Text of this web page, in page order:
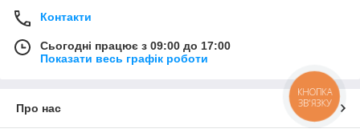
Контакти
Сьогодні працює з 09:00 до 17:00
Показати весь графік роботи
Про нас
КНОПКА
ЗВ'ЯЗКУ